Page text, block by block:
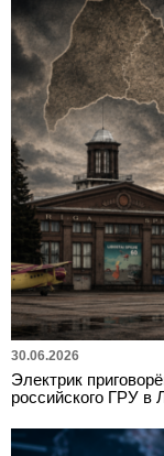
30.06.2026
Электрик
российского ГРУ в